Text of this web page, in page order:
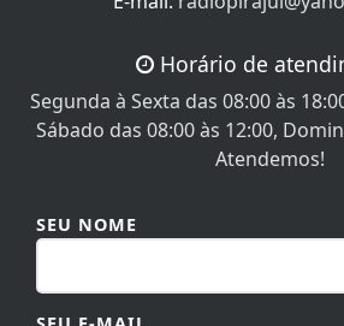
Segunda à Sexta das 08:00 às
Sábado das 08:00 às 12:00,
Atendemos!
SEU E-MAIL